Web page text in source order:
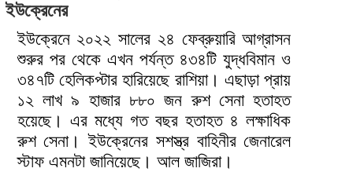
ইউক্রেনের
ইউক্রেনে ২০২২ সালের ২৪ ফেব্রুয়ারি আগ্রাসন
শুরুর পর থেকে এখন পর্যন্ত ৪৩৪টি যুদ্ধবিমান ও
৩৪৭টি হেলিকপ্টার হারিয়েছে রাশিয়া। এছাড়া প্রায়
১২ লাখ ৯ হাজার ৮৮০ জন রুশ সেনা হতাহত
হয়েছে। এর মধ্যে গত বছর হতাহত ৪ লক্ষাধিক
রুশ সেনা। ইউক্রেনের সশস্ত্র বাহিনীর জেনারেল
স্টাফ এমনটা জানিয়েছে। আল জাজিরা।